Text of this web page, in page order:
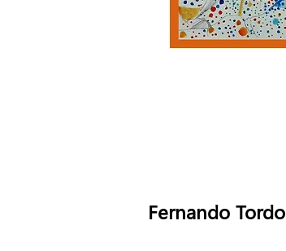
Fernando Tordo